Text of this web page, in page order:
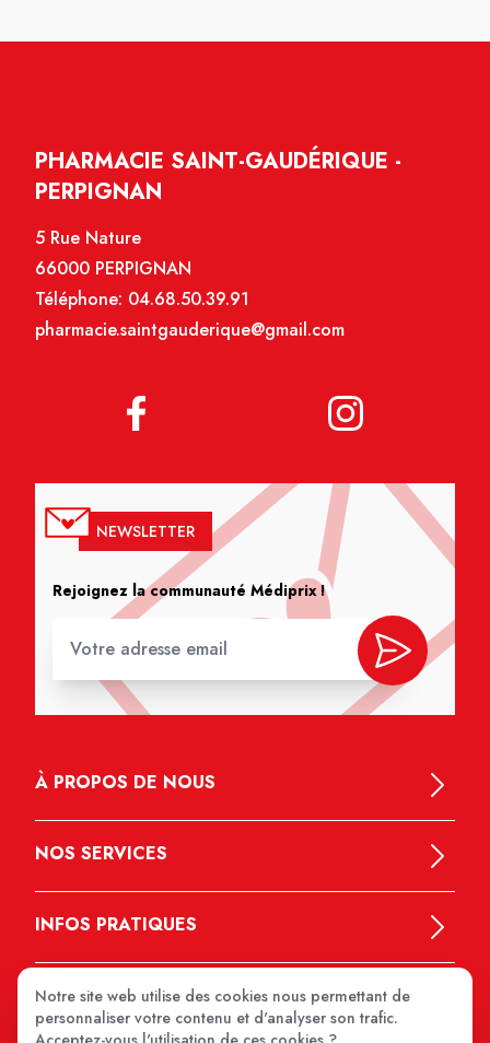
PHARMACIE SAINT-GAUDÉRIQUE -
PERPIGNAN
5 Rue Nature
66000 PERPIGNAN
Téléphone: 04.68.50.39.91
pharmacie.saintgauderique@gmail.com
NEWSLETTER
Rejoignez la communauté Médiprix !
À PROPOS DE NOUS
NOS SERVICES
INFOS PRATIQUES
Notre site web utilise des cookies nous permettant de
personnaliser votre contenu et d'analyser son trafic.